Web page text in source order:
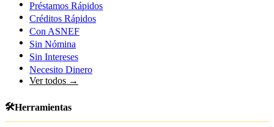
Préstamos Rápidos
Créditos Rápidos
Con ASNEF
Sin Nómina
Sin Intereses
Necesito Dinero
Ver todos →
🛠️Herramientas